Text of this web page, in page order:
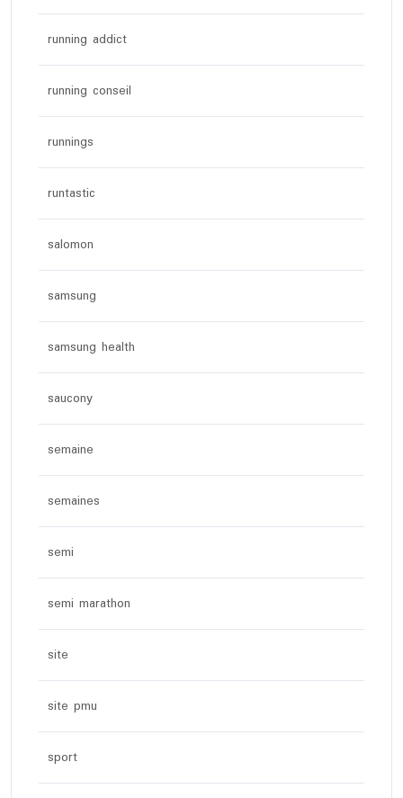
running addict
running conseil
runnings
runtastic
salomon
samsung
samsung health
saucony
semaine
semaines
semi
semi marathon
site
site pmu
sport